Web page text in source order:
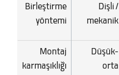
Birleştirme
yöntemi
Dişli /
mekanik
Montaj
karmaşıklığı
Düşük-
orta